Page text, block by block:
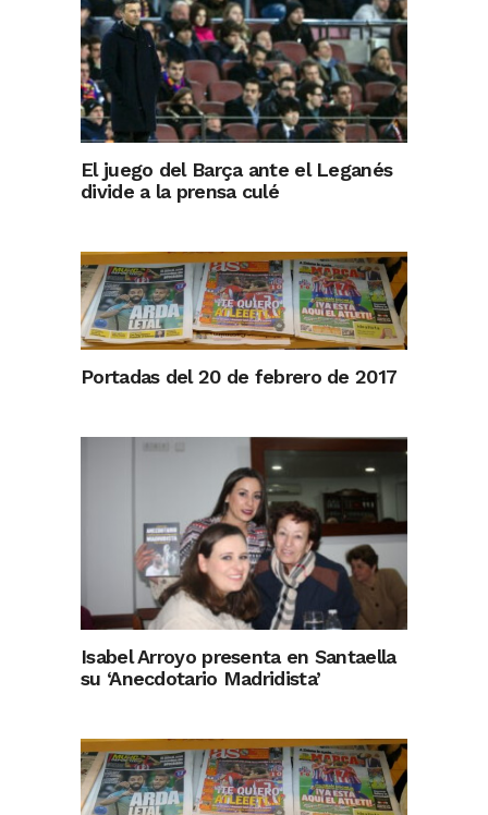
El juego del Barça ante el Leganés
divide a la prensa culé
Portadas del 20 de febrero de 2017
Isabel Arroyo presenta en Santaella
su ‘Anecdotario Madridista’